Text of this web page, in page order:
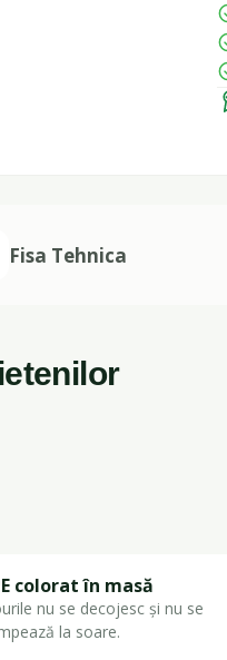
colorat în masă
nu se decojesc și nu se
la soare.
Fisa Tehnica